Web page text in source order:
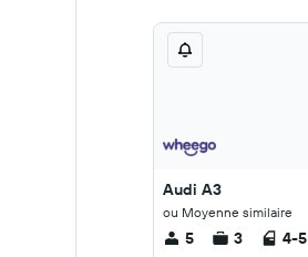
Audi A3
ou Moyenne similaire
5 3 4-5